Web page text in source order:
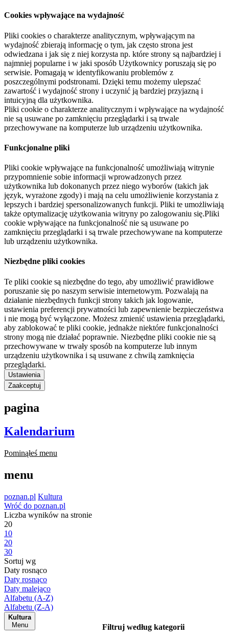
Cookies wpływające na wydajność
Pliki cookies o charakterze analitycznym, wpływającym na
wydajność zbierają informację o tym, jak często strona jest
odwiedzana i jak się z niej korzysta np. które strony są najbardziej i
najmniej popularne i w jaki sposób Użytkownicy poruszają się po
serwisie. Pomagają w identyfikowaniu problemów z
poszczególnymi podstronami. Dzięki temu możemy ulepszać
zawartość i wydajność strony i uczynić ją bardziej przyjazną i
intuicyjną dla użytkownika.
Pliki cookie o charakterze analitycznym i wpływające na wydajność
nie są usuwane po zamknięciu przeglądarki i są trwale
przechowywane na komputerze lub urządzeniu użytkownika.
Funkcjonalne pliki
Pliki cookie wpływające na funkcjonalność umożliwiają witrynie
przypomnienie sobie informacji wprowadzonych przez
użytkownika lub dokonanych przez niego wyborów (takich jak
język, wyrażone zgody) i mają na celu umożliwienie korzystania z
lepszych i bardziej spersonalizowanych funkcji. Pliki te umożliwiają
także optymalizację użytkowania witryny po zalogowaniu się.Pliki
cookie wpływające na funkcjonalność nie są usuwane po
zamknięciu przeglądarki i są trwale przechowywane na komputerze
lub urządzeniu użytkownika.
Niezbędne pliki cookies
Te pliki cookie są niezbędne do tego, aby umożliwić prawidłowe
poruszanie się po naszym serwisie internetowym. Pozwalają na
działanie niezbędnych funkcji strony takich jak logowanie,
ustawienia preferencji prywatności lub zapewnienie bezpieczeństwa
i nie mogą być wyłączone. Możesz zmienić ustawienia przeglądarki,
aby zablokować te pliki cookie, jednakże niektóre funkcjonalności
strony mogą nie działać poprawnie. Niezbędne pliki cookie nie są
przechowywane w trwały sposób na komputerze lub innym
urządzeniu użytkownika i są usuwane z chwilą zamknięcia
przeglądarki.
Ustawienia
Zaakceptuj
pagina
Kalendarium
Pominąłeś menu
menu
poznan.pl Kultura
Wróć do poznan.pl
Liczba wyników na stronie
20
10
20
30
Sortuj wg
Daty rosnąco
Daty rosnąco
Daty malejąco
Alfabetu (A-Z)
Alfabetu (Z-A)
Kultura
Menu
Filtruj według kategorii